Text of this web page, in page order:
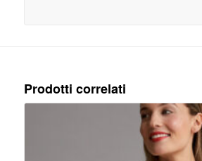
Prodotti correlati